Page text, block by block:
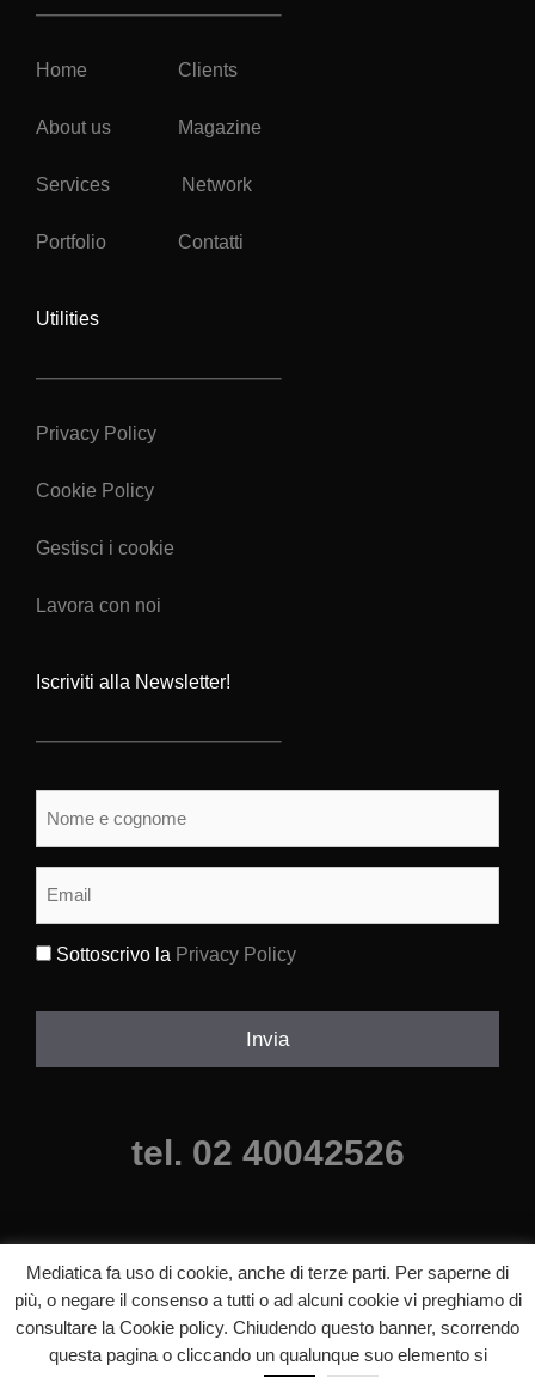
Home Clients
About us Magazine
Services Network
Portfolio Contatti
Utilities
Privacy Policy
Cookie Policy
Gestisci i cookie
Lavora con noi
Iscriviti alla Newsletter!
Sottoscrivo la Privacy Policy
Invia
tel. 02 40042526
©2025 mediatica agenzia comunicazione milano, Tutti i diritti riservati.
Mediatica fa uso di cookie, anche di terze parti. Per saperne di
più, o negare il consenso a tutti o ad alcuni cookie vi preghiamo di
consultare la Cookie policy. Chiudendo questo banner, scorrendo
questa pagina o cliccando un qualunque suo elemento si